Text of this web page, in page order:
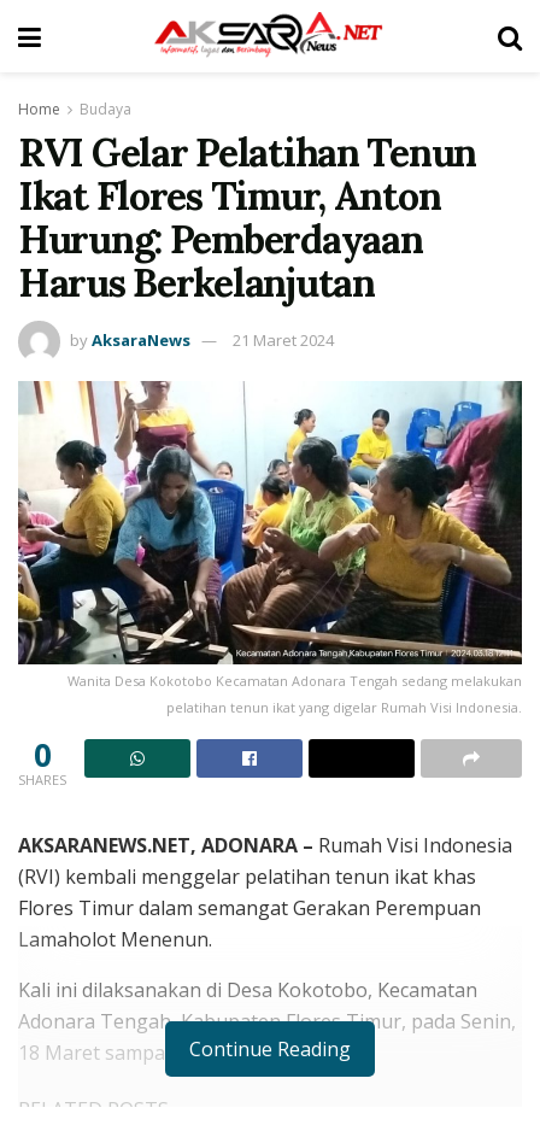
Home Budaya
RVI Gelar Pelatihan Tenun
Ikat Flores Timur, Anton
Hurung: Pemberdayaan
Harus Berkelanjutan
byAksaraNews 21 Maret 2024
Wanita Desa Kokotobo Kecamatan Adonara Tengah sedang melakukan
pelatihan tenun ikat yang digelar Rumah Visi Indonesia.
0
SHARES
AKSARANEWS.NET, ADONARA – Rumah Visi Indonesia
(RVI) kembali menggelar pelatihan tenun ikat khas
Flores Timur dalam semangat Gerakan Perempuan
Lamaholot Menenun.
Kali ini dilaksanakan di Desa Kokotobo, Kecamatan
Adonara Tengah, Kabupaten Flores Timur, pada Senin,
18 Maret sampai Jumat, 22 Maret 2024.
RELATED POSTS
Continue Reading